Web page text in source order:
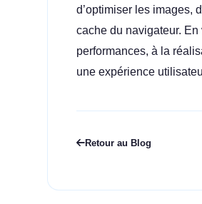
d’optimiser les images,
cache du navigateur.
performances, à la
une expérience
Retour au Blog